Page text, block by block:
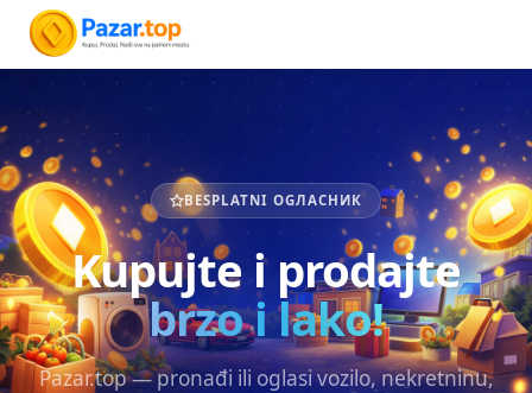
BESPLATNI OGЛАСНИК
Kupujte i prodajte
brzo i lako!
Pazar.top — pronađi ili oglasi vozilo, nekretninu,